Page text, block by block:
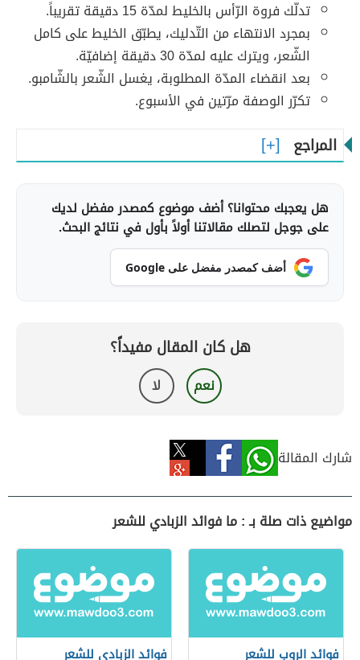
تدلّك فروة الرّأس بالخليط لمدّة 15 دقيقة تقريباً.
بمجرد الانتهاء من التّدليك، يطبّق الخليط على كامل
الشّعر، ويترك عليه لمدّة 30 دقيقة إضافيّة.
بعد انقضاء المدّة المطلوبة، يغسل الشّعر بالشّامبو.
تكرّر الوصفة مرّتين في الأسبوع.
المراجع
هل يعجبك محتوانا؟ أضف موضوع كمصدر مفضل لديك
على جوجل لتصلك مقالاتنا أولاً بأول في نتائج البحث.
أضف كمصدر مفضل على Google
هل كان المقال مفيداً؟
نعم لا
شارك المقالة
مواضيع ذات صلة بـ : ما فوائد الزبادي للشعر
فوائد الروب للشعر فوائد الزبادي للشعر